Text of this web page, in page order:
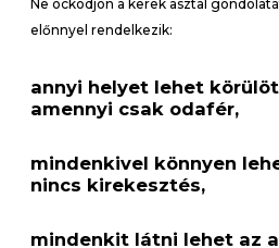
Ne óckodjon a kerek asztal
előnnyel rendelkezik:
annyi helyet lehet
amennyi csak odafér,
mindenkivel könnyen
nincs kirekesztés,
mindenkit látni lehet az